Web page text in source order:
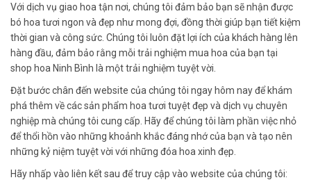
Với dịch vụ giao hoa tận nơi, chúng tôi đảm bảo bạn sẽ nhận được
bó hoa tươi ngon và đẹp như mong đợi, đồng thời giúp bạn tiết kiệm
thời gian và công sức. Chúng tôi luôn đặt lợi ích của khách hàng lên
hàng đầu, đảm bảo rằng mỗi trải nghiệm mua hoa của bạn tại
shop hoa Ninh Bình là một trải nghiệm tuyệt vời.
Đặt bước chân đến website của chúng tôi ngay hôm nay để khám
phá thêm về các sản phẩm hoa tươi tuyệt đẹp và dịch vụ chuyên
nghiệp mà chúng tôi cung cấp. Hãy để chúng tôi làm phần việc nhỏ
để thổi hồn vào những khoảnh khắc đáng nhớ của bạn và tạo nên
những kỷ niệm tuyệt vời với những đóa hoa xinh đẹp.
Hãy nhấp vào liên kết sau để truy cập vào website của chúng tôi: